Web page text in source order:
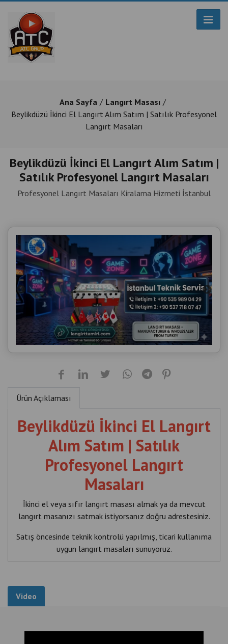
Ana Sayfa
Langırt Masası
Beylikdüzü İkinci El Langırt Alım Satım | Satılık Profesyonel
Langırt Masaları
Beylikdüzü İkinci El Langırt Alım Satım |
Satılık Profesyonel Langırt Masaları
Profesyonel Langırt Masaları Kiralama Hizmeti İstanbul
Ürün Açıklaması
Beylikdüzü İkinci El Langırt
Alım Satım | Satılık
Profesyonel Langırt
Masaları
İkinci el veya sıfır langırt masası almak ya da mevcut
langırt masanızı satmak istiyorsanız doğru adrestesiniz.
Satış öncesinde teknik kontrolü yapılmış, ticari kullanıma
uygun langırt masaları sunuyoruz.
Takas imkânı (uygunsa)
Video